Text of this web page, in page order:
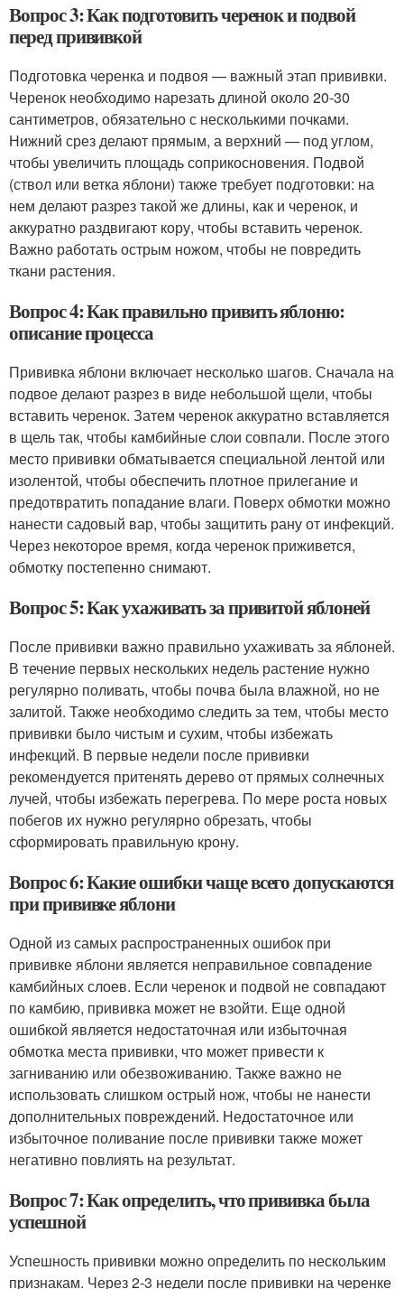
Вопрос 3: Как подготовить черенок и подвой
перед прививкой
Подготовка черенка и подвоя — важный этап прививки.
Черенок необходимо нарезать длиной около 20-30
сантиметров, обязательно с несколькими почками.
Нижний срез делают прямым, а верхний — под углом,
чтобы увеличить площадь соприкосновения. Подвой
(ствол или ветка яблони) также требует подготовки: на
нем делают разрез такой же длины, как и черенок, и
аккуратно раздвигают кору, чтобы вставить черенок.
Важно работать острым ножом, чтобы не повредить
ткани растения.
Вопрос 4: Как правильно привить яблоню:
описание процесса
Прививка яблони включает несколько шагов. Сначала на
подвое делают разрез в виде небольшой щели, чтобы
вставить черенок. Затем черенок аккуратно вставляется
в щель так, чтобы камбийные слои совпали. После этого
место прививки обматывается специальной лентой или
изолентой, чтобы обеспечить плотное прилегание и
предотвратить попадание влаги. Поверх обмотки можно
нанести садовый вар, чтобы защитить рану от инфекций.
Через некоторое время, когда черенок приживется,
обмотку постепенно снимают.
Вопрос 5: Как ухаживать за привитой яблоней
После прививки важно правильно ухаживать за яблоней.
В течение первых нескольких недель растение нужно
регулярно поливать, чтобы почва была влажной, но не
залитой. Также необходимо следить за тем, чтобы место
прививки было чистым и сухим, чтобы избежать
инфекций. В первые недели после прививки
рекомендуется притенять дерево от прямых солнечных
лучей, чтобы избежать перегрева. По мере роста новых
побегов их нужно регулярно обрезать, чтобы
сформировать правильную крону.
Вопрос 6: Какие ошибки чаще всего допускаются
при прививке яблони
Одной из самых распространенных ошибок при
прививке яблони является неправильное совпадение
камбийных слоев. Если черенок и подвой не совпадают
по камбию, прививка может не взойти. Еще одной
ошибкой является недостаточная или избыточная
обмотка места прививки, что может привести к
загниванию или обезвоживанию. Также важно не
использовать слишком острый нож, чтобы не нанести
дополнительных повреждений. Недостаточное или
избыточное поливание после прививки также может
негативно повлиять на результат.
Вопрос 7: Как определить, что прививка была
успешной
Успешность прививки можно определить по нескольким
признакам. Через 2-3 недели после прививки на черенке